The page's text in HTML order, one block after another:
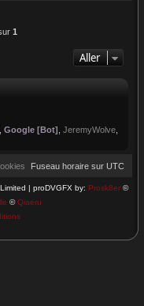
1
Aller
Google [Bot] JeremyWolve
Fuseau horaire sur UTC
| proDVGFX by: Prosk8er©
©Qiaeru